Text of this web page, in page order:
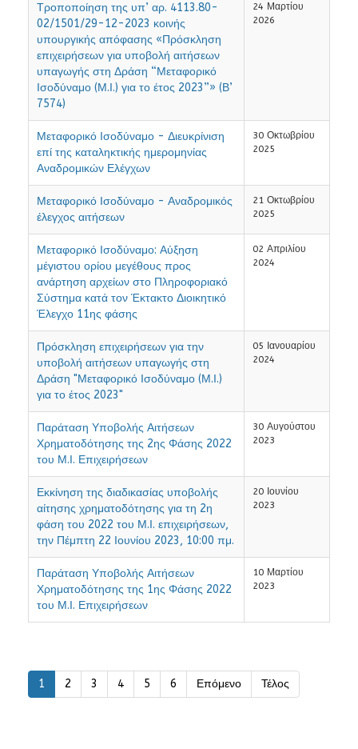
Τροποποίηση της υπ’ αρ. 4113.80-
02/1501/29-12-2023 κοινής
υπουργικής απόφασης «Πρόσκληση
επιχειρήσεων για υποβολή αιτήσεων
υπαγωγής στη Δράση “Μεταφορικό
Ισοδύναμο (Μ.Ι.) για το έτος 2023”» (Β’
7574)
24 Μαρτίου
2026
Μεταφορικό Ισοδύναμο - Διευκρίνιση
επί της καταληκτικής ημερομηνίας
Αναδρομικών Ελέγχων
30 Οκτωβρίου
2025
Μεταφορικό Ισοδύναμο - Αναδρομικός
έλεγχος αιτήσεων
21 Οκτωβρίου
2025
Μεταφορικό Ισοδύναμο: Αύξηση
μέγιστου ορίου μεγέθους προς
ανάρτηση αρχείων στο Πληροφοριακό
Σύστημα κατά τον Έκτακτο Διοικητικό
Έλεγχο 11ης φάσης
02 Απριλίου
2024
Πρόσκληση επιχειρήσεων για την
υποβολή αιτήσεων υπαγωγής στη
Δράση "Μεταφορικό Ισοδύναμο (Μ.Ι.)
για το έτος 2023"
05 Ιανουαρίου
2024
Παράταση Υποβολής Αιτήσεων
Χρηματοδότησης της 2ης Φάσης 2022
του Μ.Ι. Επιχειρήσεων
30 Αυγούστου
2023
Εκκίνηση της διαδικασίας υποβολής
αίτησης χρηματοδότησης για τη 2η
φάση του 2022 του Μ.Ι. επιχειρήσεων,
την Πέμπτη 22 Ιουνίου 2023, 10:00 πμ.
20 Ιουνίου
2023
Παράταση Υποβολής Αιτήσεων
Χρηματοδότησης της 1ης Φάσης 2022
του Μ.Ι. Επιχειρήσεων
10 Μαρτίου
2023
1 2 3 4 5 6 Επόμενο Τέλος